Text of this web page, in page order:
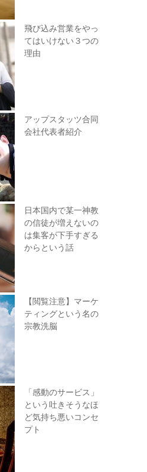
飛び込み営業をやっ
てはいけない３つの
理由
アップスタッツ合同
会社代表者紹介
日本国内で某一神教
の信徒が増えないの
は集客が下手すぎる
からという話
【閲覧注意】マーケ
ティングという名の
宗教洗脳
「感動のサービス」
という吐きそうなほ
ど気持ち悪いコンセ
プト